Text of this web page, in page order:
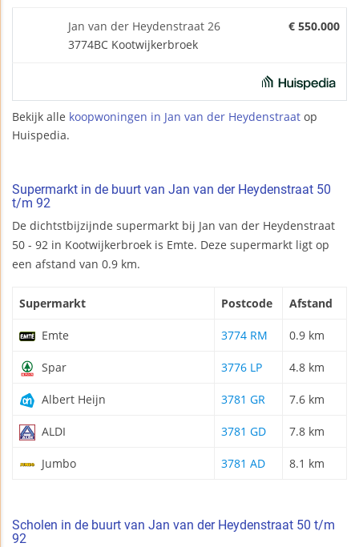
Jan van der Heydenstraat 26
3774BC Kootwijkerbroek
€ 550.000
Bekijk alle koopwoningen in Jan van der Heydenstraat op
Huispedia.
Supermarkt in de buurt van Jan van der Heydenstraat 50
t/m 92
De dichtstbijzijnde supermarkt bij Jan van der Heydenstraat
50 - 92 in Kootwijkerbroek is Emte. Deze supermarkt ligt op
een afstand van 0.9 km.
Supermarkt Postcode Afstand
Emte 3774 RM 0.9 km
Spar 3776 LP 4.8 km
Albert Heijn 3781 GR 7.6 km
ALDI 3781 GD 7.8 km
Jumbo 3781 AD 8.1 km
Scholen in de buurt van Jan van der Heydenstraat 50 t/m
92